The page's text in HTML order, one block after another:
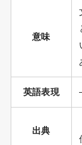
意味
英語表現
出典